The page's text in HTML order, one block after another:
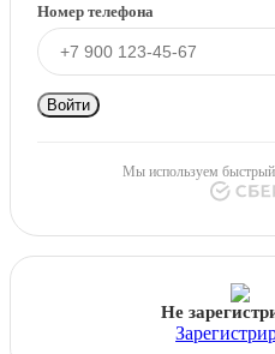
Номер телефона
Войти
Мы используем
Не